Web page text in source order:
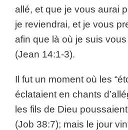
allé, et que je vous aurai
je reviendrai, et je vous
afin que là où je suis
(Jean 14:1-3).
Il fut un moment où les
éclataient en chants
les fils de Dieu
(Job 38:7); mais le jour